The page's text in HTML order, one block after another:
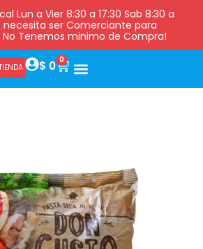
Lun a Vier 8:30 a 17:30 Sab 8:30 a
necesita ser Comerciante para
Tenemos minimo de Compra!
$ 0 0